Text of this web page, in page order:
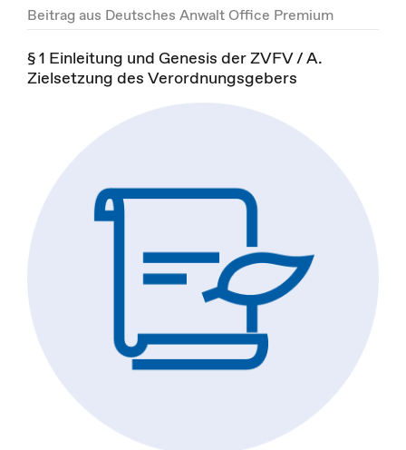
Beitrag aus Deutsches Anwalt Office Premium
§ 1 Einleitung und Genesis der ZVFV / A.
Zielsetzung des Verordnungsgebers